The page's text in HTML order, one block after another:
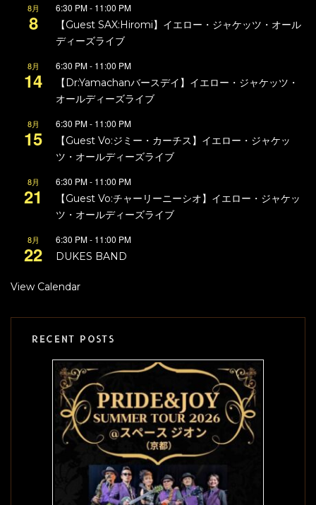
8月
8
6:30 PM- 11:00 PM
【Guest SAX:Hiromi】イエロー・ジャケッツ・オール
ディーズライブ
8月
14
6:30 PM- 11:00 PM
【Dr:Yamachanバースデイ】イエロー・ジャケッツ・
オールディーズライブ
8月
15
6:30 PM- 11:00 PM
【Guest Vo:ジミー・カーチス】イエロー・ジャケッ
ツ・オールディーズライブ
8月
21
6:30 PM- 11:00 PM
【Guest Vo:チャーリーニーシオ】イエロー・ジャケッ
ツ・オールディーズライブ
8月
22
6:30 PM- 11:00 PM
DUKES BAND
View Calendar
RECENT POSTS